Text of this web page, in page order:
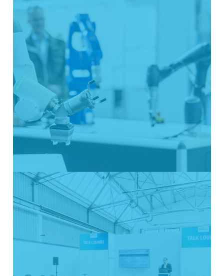
Wer stellt aus?
Anbieter von Automatisierungslösungen – von
der Komponente bis zum System. Dazu gehören
Unternehmen aus Robotik, Steuerungs- und
Antriebstechnik, Sensorik, industrieller
Software, Daten & IIoT sowie Netzwerk- und
Sicherheitstechnik. Ergänzt wird das Spektrum